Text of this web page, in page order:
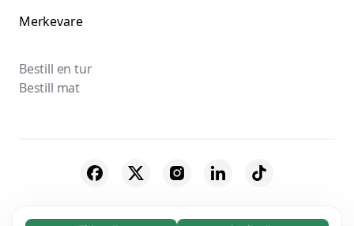
Merkevare
Bestill en tur
Bestill mat
© 2026 Bolt Technology OÜ